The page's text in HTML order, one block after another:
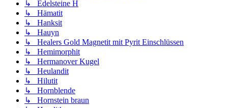
↳ Edelsteine H
↳ Hämatit
↳ Hanksit
↳ Hauyn
↳ Healers Gold Magnetit mit Pyrit Einschlüssen
↳ Hemimorphit
↳ Hermanover Kugel
↳ Heulandit
↳ Hilutit
↳ Hornblende
↳ Hornstein braun